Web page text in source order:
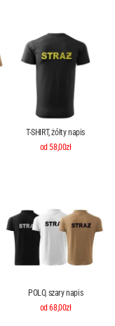
T-SHIRT, żółty napis
od 58,00zł
POLO, szary napis
od 68,00zł